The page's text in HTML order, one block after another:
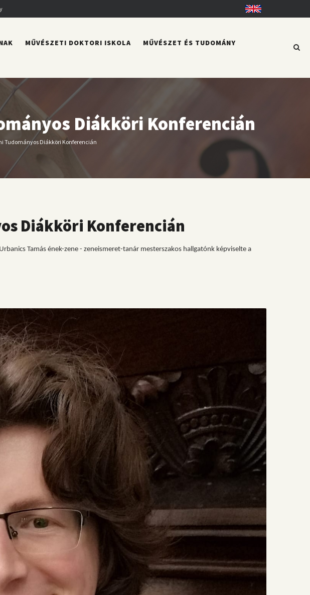
English
MŰVÉSZETI DOKTORI ISKOLA MŰVÉSZET ÉS TUDOMÁNY
Diákköri Konferencián
Tudományos Diákköri Konferencián
Diákköri Konferencián
Tamás ének-zene - zeneismeret-tanár mesterszakos hallgatónk képviselte a